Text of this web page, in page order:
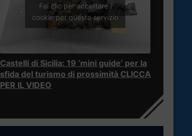
Fai clic per accettare i
cookie per questo servizio
Castelli di Sicilia: 19 ‘mini guide’ per la
sfida del turismo di prossimità CLICCA
PER IL VIDEO